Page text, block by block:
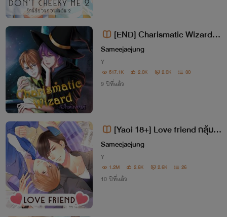
[END] Charismatic Wizard หั
วใจต้องมนต์ [Yaoi 18+]
Sameejaejung
Y
517.1K 2.0K 2.0K 30
9 ปีที่แล้ว
[Yaoi 18+] Love friend กลุ้มใจ
นัก...ดันแอบรักเพื่อนสนิท [จบแล้ว]
Sameejaejung
Y
1.2M 2.6K 2.6K 26
10 ปีที่แล้ว